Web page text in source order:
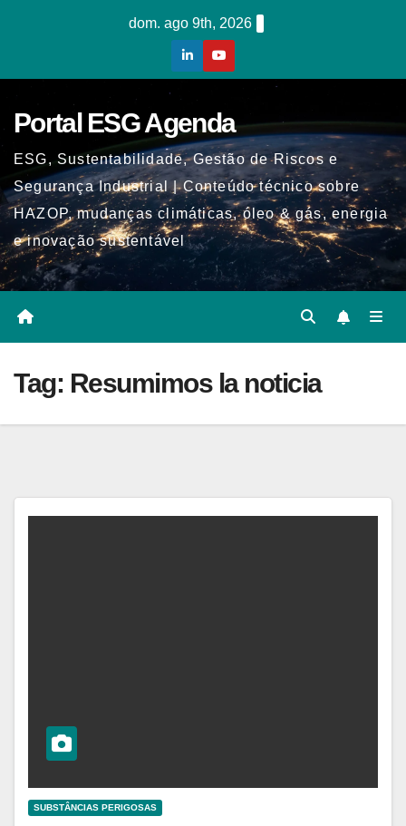
dom. ago 9th, 2026
Portal ESG Agenda
ESG, Sustentabilidade, Gestão de Riscos e
Segurança Industrial | Conteúdo técnico sobre
HAZOP, mudanças climáticas, óleo & gás, energia
e inovação sustentável
Tag: Resumimos la noticia
SUBSTÂNCIAS PERIGOSAS